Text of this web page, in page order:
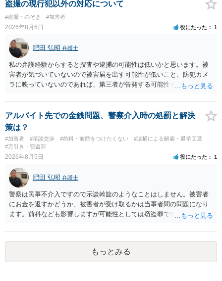
倒れ（回収しても全額弁護士費用となる）となる可能性が高いものと
予想します。 本人訴訟で進める場合には、すでに刑事手続が終了して
いる以上、相手方に資力がないことが多く回収できないケースが多い
（そのため、刑事事件の手続き中に、不本意ではあっても加害者の身
体拘束と、処分待ちという状況を利用して、被害弁償を受けておくこ
とが有効である場合が多い）ことを考慮しておく必要があります。
盗撮の現行犯以外の対応について
#盗撮・のぞき #加害者
2026年8月6日 役にたった 1
肥田 弘昭 弁護士
私の弁護経験からすると捜査や逮捕の可能性は低いかと思います。被
害者が気づいていないので被害届を出す可能性が低いこと、防犯カメ
ラに映っていないのであれば、第三者が告発する可能性も低いこと、
座る女性を盗撮(全体像写真1枚と5秒程度の動画)してしまいました。下
着や胸など強調したものではありません。」とありますが、少なくと
も捜査段階では性的姿態等撮影罪の被疑事実で逮捕勾留されるケース
が私の弁護経験では多くなった印象です（最終的には不起訴ないし各
都道府県の迷惑防止条例違反になることもあります）。2度としないこ
とをお勧めいたします。ご参考にしてください。
アルバイト先での金銭問題、警察介入時の処罰と解決
策は？
#加害者 #示談交渉 #前科・前歴をつけたくない
#逮捕による解雇・退学回避
#万引き・窃盗罪
2026年8月5日 役にたった 1
肥田 弘昭 弁護士
警察は民事不介入ですので示談斡旋のようなことはしません。被害者
にお金を返すかどうか、被害者が受け取るかは当事者間の問題になり
ます。前科なども影響しますが可能性としては窃盗罪ですので、逮捕
もっとみる